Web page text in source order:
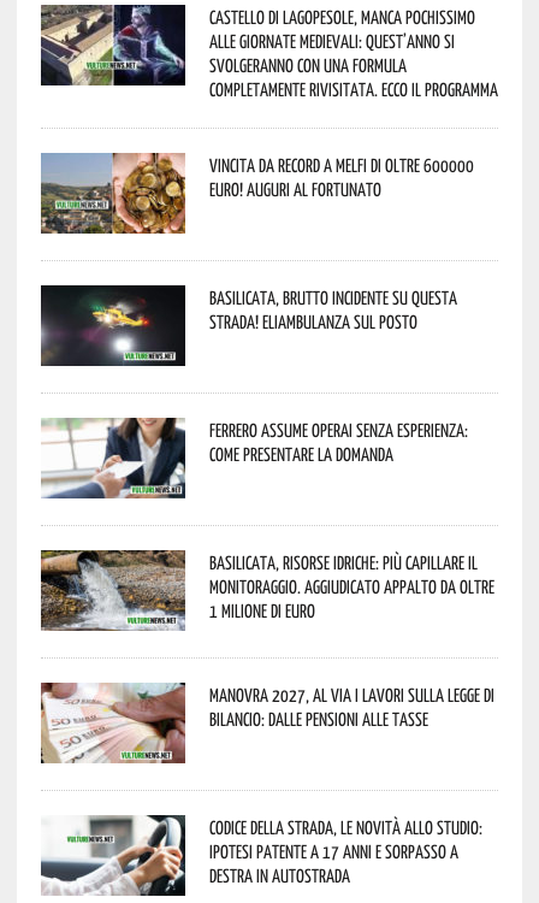
Castello di Lagopesole, manca pochissimo
alle Giornate Medievali: quest’anno si
svolgeranno con una formula
completamente rivisitata. Ecco il programma
Vincita da record a Melfi di oltre 600000
euro! Auguri al fortunato
Basilicata, brutto incidente su questa
strada! Eliambulanza sul posto
Ferrero assume operai senza esperienza:
come presentare la domanda
Basilicata, Risorse idriche: più capillare il
monitoraggio. Aggiudicato appalto da oltre
1 milione di euro
Manovra 2027, al via i lavori sulla Legge di
Bilancio: dalle pensioni alle tasse
Codice della strada, le novità allo studio:
ipotesi patente a 17 anni e sorpasso a
destra in autostrada